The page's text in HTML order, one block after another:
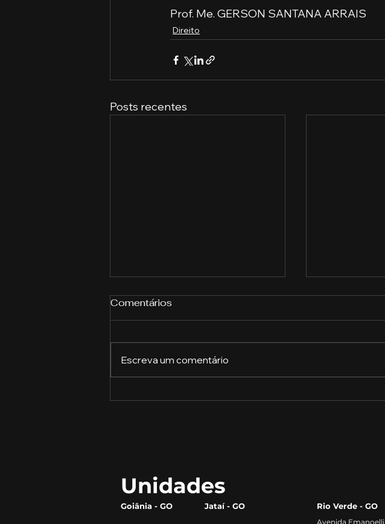
Prof. Me. GERSON SANTANA ARRAIS
Direito
Posts recentes
Comentários
Escreva um comentário
Unidades
Goiânia - GO Jataí - GO Rio Verde - GO
Avenida Emanoelli